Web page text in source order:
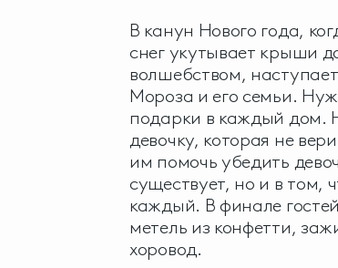
В канун Нового года,
снег укутывает крыши
волшебством,
Мороза и его семьи.
подарки в каждый дом.
девочку, которая не
им помочь убедить
существует, но и в том,
каждый. В финале
метель из конфетти,
хоровод.